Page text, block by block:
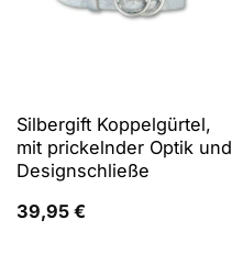
Silbergift Koppelgürtel,
mit prickelnder Optik und
Designschließe
39,95 €